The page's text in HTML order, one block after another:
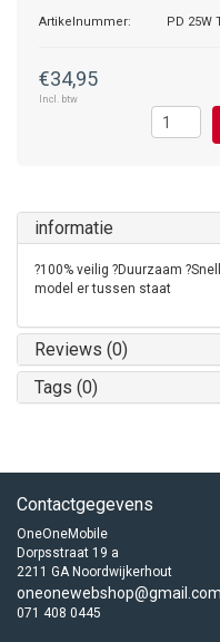
Artikelnummer: PD 25W
€34,95
Incl. btw
informatie
?100% veilig ?Duurzaam
model er tussen staat
Reviews (0)
Tags (0)
Contactgegevens
OneOneMobile
Dorpsstraat 19 a
2211 GA Noordwijkerhout
oneonewebshop@gmail.com
071 408 0445